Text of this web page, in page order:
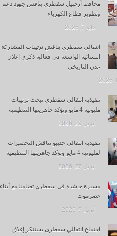
محافظ أرخبيل سقطرى يناقش جهود دعم
وتطوير قطاع الكهرباء
مايو 7, 2026
انتقالي سقطرى يناقش ترتيبات المشاركة
النسائية الواسعة في فعالية ذكرى إعلان
عدن التاريخي
تنفيذية انتقالي سقطرى تبحث ترتيبات
مليونية 4 مايو وتؤكد جاهزيتها التنظيمية
أبريل 29, 2026
تنفيذية انتقالي حديبو تناقش التحضيرات
لمليونية 4 مايو وتؤكد جاهزيتها التنظيمية
أبريل 27, 2026
مسيرة حاشدة في سقطرى تضامنا مع أبناء
حضرموت
أبريل 9, 2026
اجتماع انتقالي سقطرى يستنكر إغلاق